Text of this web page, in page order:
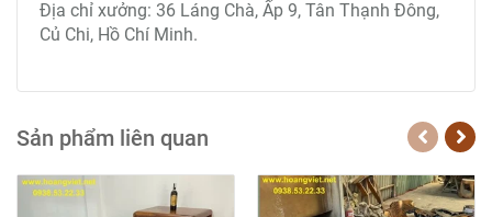
Địa chỉ xưởng: 36 Láng Chà, Ấp 9, Tân Thạnh Đông,
Củ Chi, Hồ Chí Minh.
Sản phẩm liên quan